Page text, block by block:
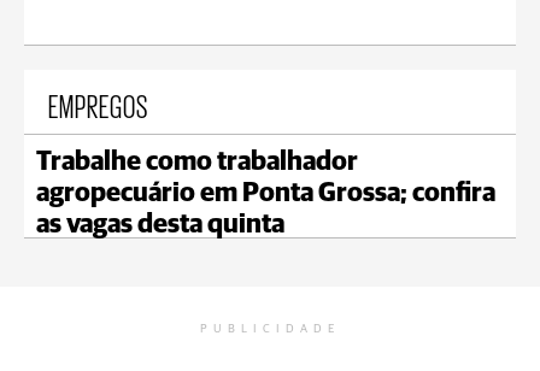
EMPREGOS
Trabalhe como trabalhador
agropecuário em Ponta Grossa; confira
as vagas desta quinta
PUBLICIDADE